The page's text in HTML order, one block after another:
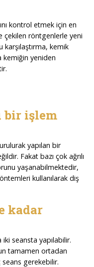
kontrol etmek için en
çekilen röntgenlerle yeni
karşılaştırma, kemik
kemiğin yeniden
bir işlem
yapılan bir
Fakat bazı çok ağrılı
yaşanabilmektedir,
kullanılarak diş
kadar
seansta yapılabilir.
tamamen ortadan
seans gerekebilir.